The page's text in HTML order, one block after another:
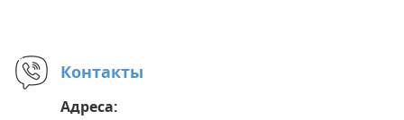
Контакты
Адреса: